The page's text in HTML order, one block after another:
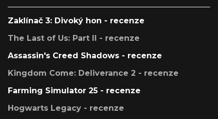
Zaklínač 3: Divoký hon - recenze
The Last of Us: Part II - recenze
Assassin's Creed Shadows - recenze
Kingdom Come: Deliverance 2 - recenze
Farming Simulator 25 - recenze
Hogwarts Legacy - recenze